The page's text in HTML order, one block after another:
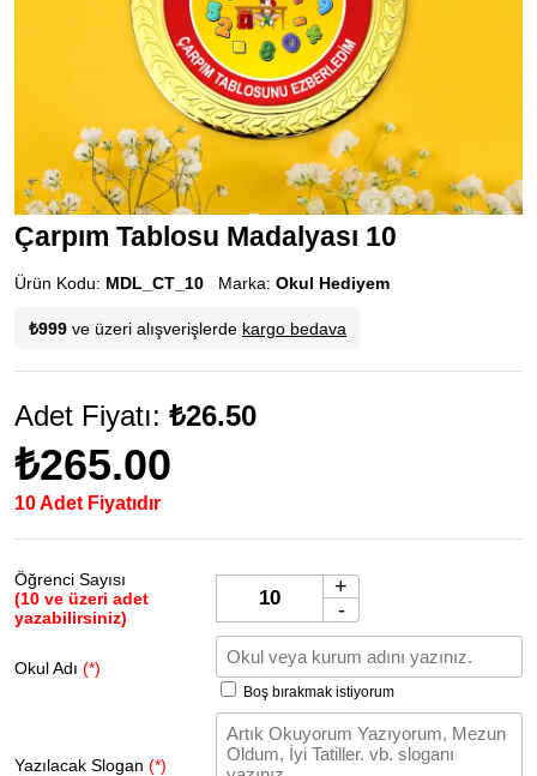
Çarpım Tablosu Madalyası 10
Ürün Kodu: MDL_CT_10 Marka: Okul Hediyem
₺999 ve üzeri alışverişlerde kargo bedava
Adet Fiyatı: ₺26.50
₺265.00
10 Adet Fiyatıdır
Öğrenci Sayısı
(10 ve üzeri adet
yazabilirsiniz)
+
-
Okul Adı (*)
Boş bırakmak istiyorum
Yazılacak Slogan (*)